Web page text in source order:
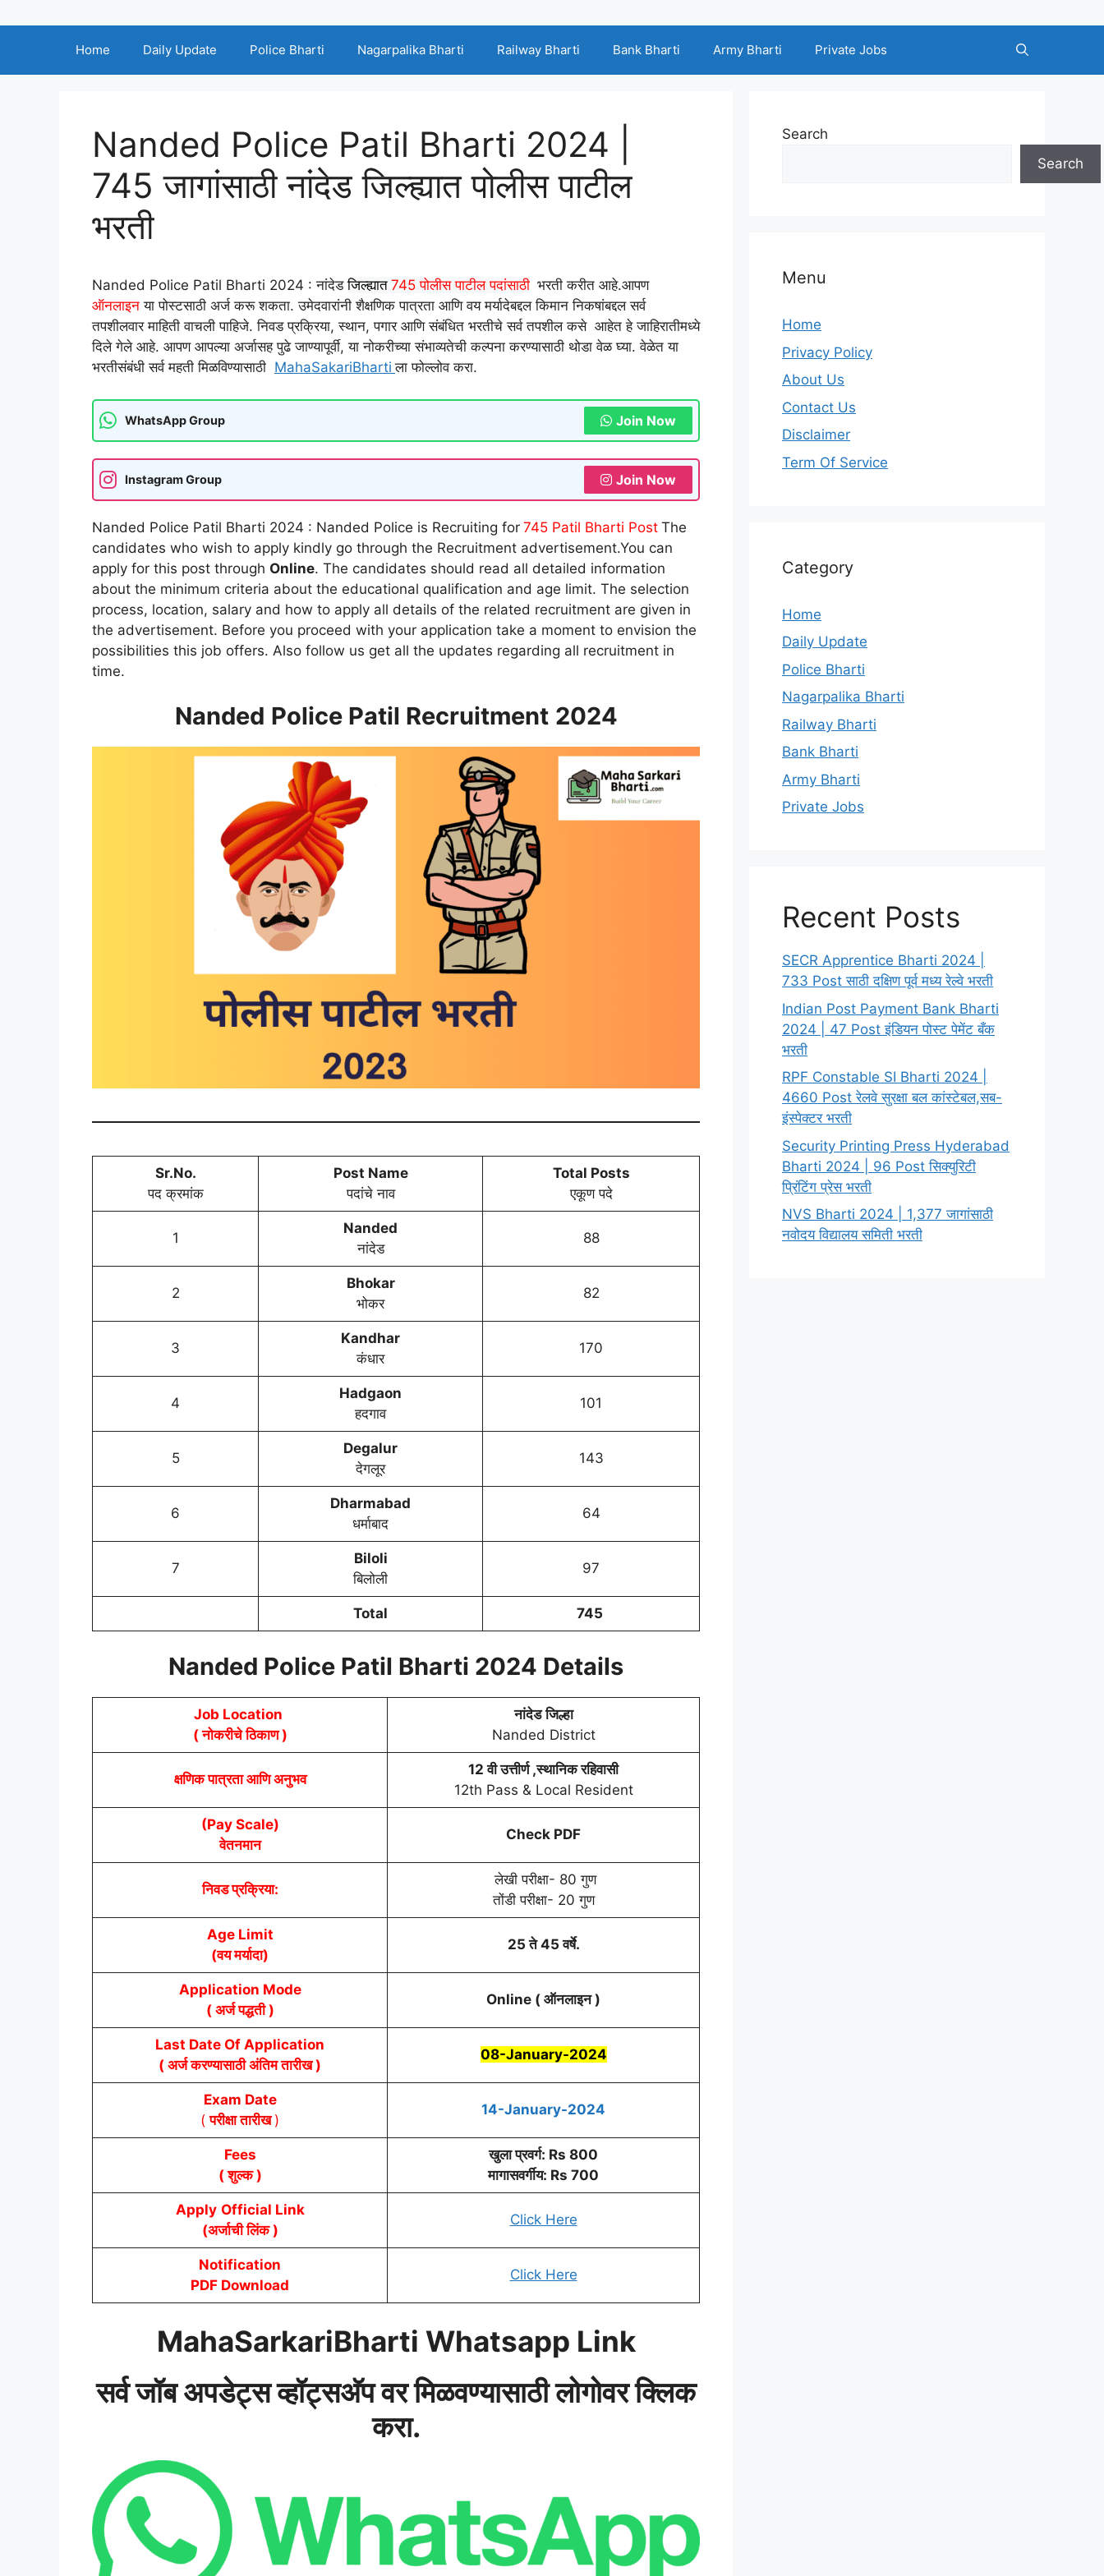
Home Daily Update Police Bharti Nagarpalika Bharti Railway Bharti Bank Bharti Army Bharti Private Jobs
Nanded Police Patil Bharti 2024 |
745 जागांसाठी नांदेड जिल्ह्यात पोलीस पाटील
भरती
Nanded Police Patil Bharti 2024 : नांदेडजिल्ह्यात 745 पोलीस पाटील पदांसाठी भरती करीत आहे.आपण
ऑनलाइनया पोस्टसाठी अर्ज करू शकता. उमेदवारांनी शैक्षणिक पात्रता आणि वय मर्यादेबद्दल किमान निकषांबद्दल सर्व
तपशीलवार माहिती वाचली पाहिजे. निवड प्रक्रिया, स्थान, पगार आणि संबंधित भरतीचे सर्व तपशील कसे आहेत हे जाहिरातीमध्ये
दिले गेले आहे. आपण आपल्या अर्जासह पुढे जाण्यापूर्वी, या नोकरीच्या संभाव्यतेची कल्पना करण्यासाठी थोडा वेळ घ्या. वेळेत या
भरतीसंबंधी सर्व महती मिळविण्यासाठी MahaSakariBharti ला फोल्लोव करा.
WhatsApp Group Join Now
Instagram Group Join Now
Nanded Police Patil Bharti 2024 : Nanded Police is Recruiting for 745 Patil Bharti Post The
candidates who wish to apply kindly go through the Recruitment advertisement.You can
apply for this post through Online. The candidates should read all detailed information
about the minimum criteria about the educational qualification and age limit. The selection
process, location, salary and how to apply all details of the related recruitment are given in
the advertisement. Before you proceed with your application take a moment to envision the
possibilities this job offers. Also follow us get all the updates regarding all recruitment in
time.
Nanded Police Patil Recruitment 2024
Sr.No.
पद क्रमांक
Post Name
पदांचे नाव
Total Posts
एकूण पदे
1
Nanded
नांदेड
88
2
Bhokar
भोकर
82
3
Kandhar
कंधार
170
4
Hadgaon
हदगाव
101
5
Degalur
देगलूर
143
6
Dharmabad
धर्माबाद
64
7
Biloli
बिलोली
97
Total 745
Nanded Police Patil Bharti 2024 Details
Job Location
( नोकरीचे ठिकाण )
नांदेड जिल्हा
Nanded District
क्षणिक पात्रता आणि अनुभव
12 वी उत्तीर्ण ,स्थानिक रहिवासी
12th Pass & Local Resident
(Pay Scale)
वेतनमान
Check PDF
निवड प्रक्रिया:
लेखी परीक्षा- 80 गुण
तोंडी परीक्षा- 20 गुण
Age Limit
(वय मर्यादा)
25 ते 45 वर्षे.
Application Mode
( अर्ज पद्धती )
Online ( ऑनलाइन )
Last Date Of Application
( अर्ज करण्यासाठी अंतिम तारीख )
08-January-2024
Exam Date
(परीक्षा तारीख)
14-January-2024
Fees
( शुल्क )
खुला प्रवर्ग: Rs 800
मागासवर्गीय: Rs 700
Apply Official Link
(अर्जाची लिंक )
Click Here
Notification
PDF Download
Click Here
MahaSarkariBharti Whatsapp Link
सर्व जॉब अपडेट्स व्हॉट्सअ‍ॅप वर मिळवण्यासाठी लोगोवर क्लिक
करा.
Search
Search
Menu
Home
Privacy Policy
About Us
Contact Us
Disclaimer
Term Of Service
Category
Home
Daily Update
Police Bharti
Nagarpalika Bharti
Railway Bharti
Bank Bharti
Army Bharti
Private Jobs
Recent Posts
SECR Apprentice Bharti 2024 |
733 Post साठी दक्षिण पूर्व मध्य रेल्वे भरती
Indian Post Payment Bank Bharti
2024 | 47 Post इंडियन पोस्ट पेमेंट बँक
भरती
RPF Constable SI Bharti 2024 |
4660 Post रेलवे सुरक्षा बल कांस्टेबल,सब-
इंस्पेक्टर भरती
Security Printing Press Hyderabad
Bharti 2024 | 96 Post सिक्युरिटी
प्रिंटिंग प्रेस भरती
NVS Bharti 2024 | 1,377 जागांसाठी
नवोदय विद्यालय समिती भरती